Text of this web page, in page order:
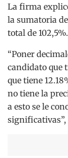
La firma
la sumatoria
total de 102,5%.
“Poner
candidato que
que tiene
no tiene la
a esto se le
significativas”,